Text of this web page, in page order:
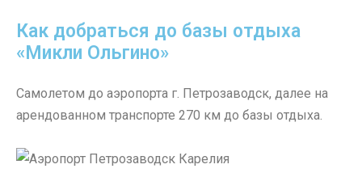
Как добраться до базы отдыха
«Микли Ольгино»
Самолетом до аэропорта г. Петрозаводск, далее на
арендованном транспорте 270 км до базы отдыха.